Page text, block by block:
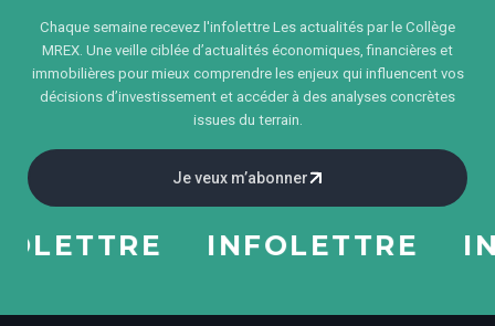
Chaque semaine recevez l'infolettre Les actualités par le Collège
MREX. Une veille ciblée d’actualités économiques, financières et
immobilières pour mieux comprendre les enjeux qui influencent vos
décisions d’investissement et accéder à des analyses concrètes
issues du terrain.
Je veux m’abonner
INFOLETTRE